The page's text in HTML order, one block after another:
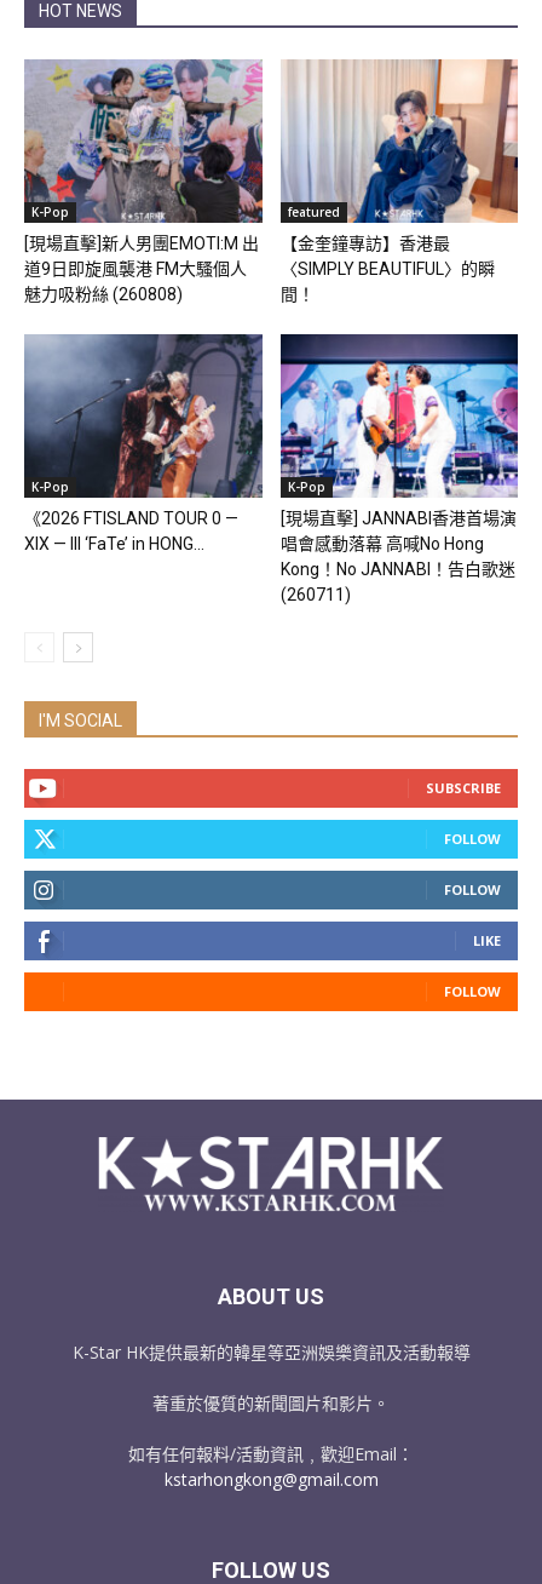
HOT NEWS
K-Pop
[現場直擊]新人男團EMOTI:M 出
道9日即旋風襲港 FM大騷個人
魅力吸粉絲 (260808)
featured
【金奎鐘專訪】香港最
〈SIMPLY BEAUTIFUL〉的瞬
間！
K-Pop
《2026 FTISLAND TOUR 0 —
XIX — III ‘FaTe’ in HONG...
K-Pop
[現場直擊] JANNABI香港首場演
唱會感動落幕 高喊No Hong
Kong！No JANNABI！告白歌迷
(260711)
I'M SOCIAL
SUBSCRIBE
FOLLOW
FOLLOW
LIKE
FOLLOW
ABOUT US
K-Star HK提供最新的韓星等亞洲娛樂資訊及活動報導
著重於優質的新聞圖片和影片。
如有任何報料/活動資訊﹐歡迎Email：
kstarhongkong@gmail.com
FOLLOW US